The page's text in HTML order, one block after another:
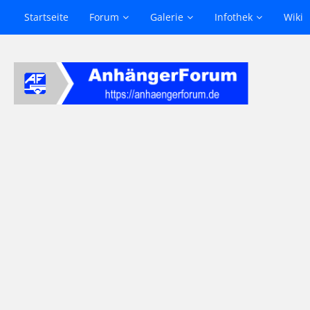
Startseite Forum Galerie Infothek Wiki